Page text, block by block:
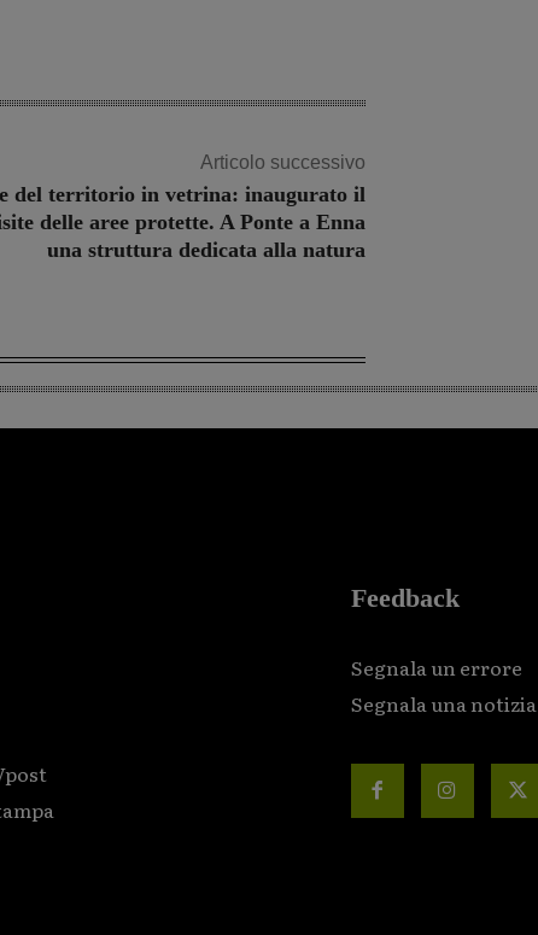
Articolo successivo
del territorio in vetrina: inaugurato il
delle aree protette. A Ponte a Enna
una struttura dedicata alla natura
Feedback
Segnala un errore
Segnala una notizia